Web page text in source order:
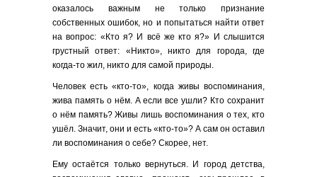
оказалось важным не только признание
собственных ошибок, но и попытаться найти ответ
на вопрос: «Кто я? И всё же кто я?» И слышится
грустный ответ: «Никто», никто для города, где
когда-то жил, никто для самой природы.
Человек есть «кто-то», когда живы воспоминания,
жива память о нём. А если все ушли? Кто сохранит
о нём память? Живы лишь воспоминания о тех, кто
ушёл. Значит, они и есть «кто-то»? А сам он оставил
ли воспоминания о себе? Скорее, нет.
Ему остаётся только вернуться. И город детства,